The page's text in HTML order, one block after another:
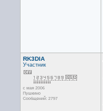
RK3DIA
Участник
с мая 2006
Пушкино
Сообщений: 2797